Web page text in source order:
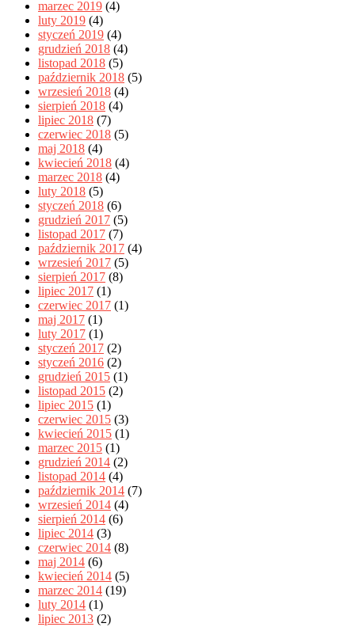
marzec 2019 (4)
luty 2019 (4)
styczeń 2019 (4)
grudzień 2018 (4)
listopad 2018 (5)
październik 2018 (5)
wrzesień 2018 (4)
sierpień 2018 (4)
lipiec 2018 (7)
czerwiec 2018 (5)
maj 2018 (4)
kwiecień 2018 (4)
marzec 2018 (4)
luty 2018 (5)
styczeń 2018 (6)
grudzień 2017 (5)
listopad 2017 (7)
październik 2017 (4)
wrzesień 2017 (5)
sierpień 2017 (8)
lipiec 2017 (1)
czerwiec 2017 (1)
maj 2017 (1)
luty 2017 (1)
styczeń 2017 (2)
styczeń 2016 (2)
grudzień 2015 (1)
listopad 2015 (2)
lipiec 2015 (1)
czerwiec 2015 (3)
kwiecień 2015 (1)
marzec 2015 (1)
grudzień 2014 (2)
listopad 2014 (4)
październik 2014 (7)
wrzesień 2014 (4)
sierpień 2014 (6)
lipiec 2014 (3)
czerwiec 2014 (8)
maj 2014 (6)
kwiecień 2014 (5)
marzec 2014 (19)
luty 2014 (1)
lipiec 2013 (2)